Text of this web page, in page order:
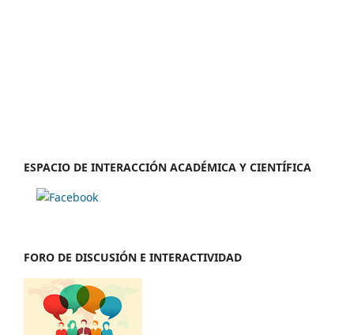
ESPACIO DE INTERACCIÓN ACADÉMICA Y CIENTÍFICA
FORO DE DISCUSIÓN E INTERACTIVIDAD